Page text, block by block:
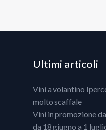
Ultimi articoli
Vini a volantino
molto scaffale
Vini in promozione
da 18 giugno a 1